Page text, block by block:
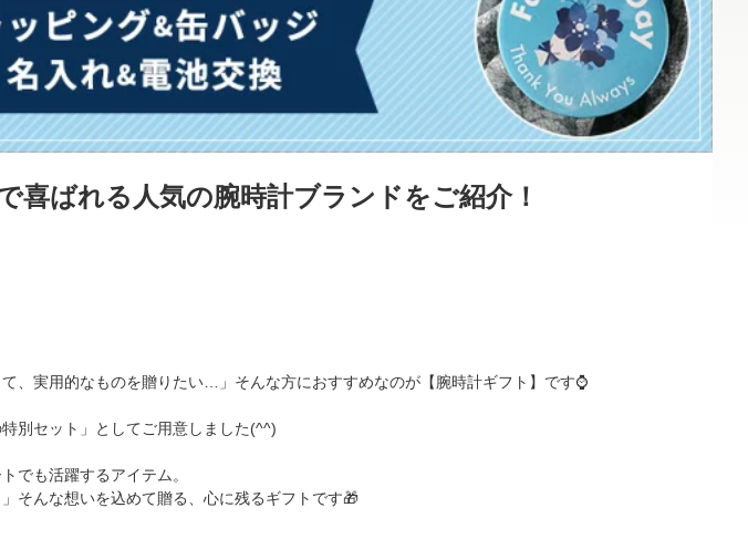
喜ばれる人気の腕時計ブランドをご紹介！
、実用的なものを贈りたい…」そんな方におすすめなのが【腕時計ギフト】です⌚
別セット」としてご用意しました(^^)
でも活躍するアイテム。
そんな想いを込めて贈る、心に残るギフトです🎁